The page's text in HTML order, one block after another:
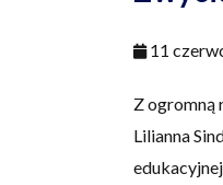
11
Z ogromną
Lilianna